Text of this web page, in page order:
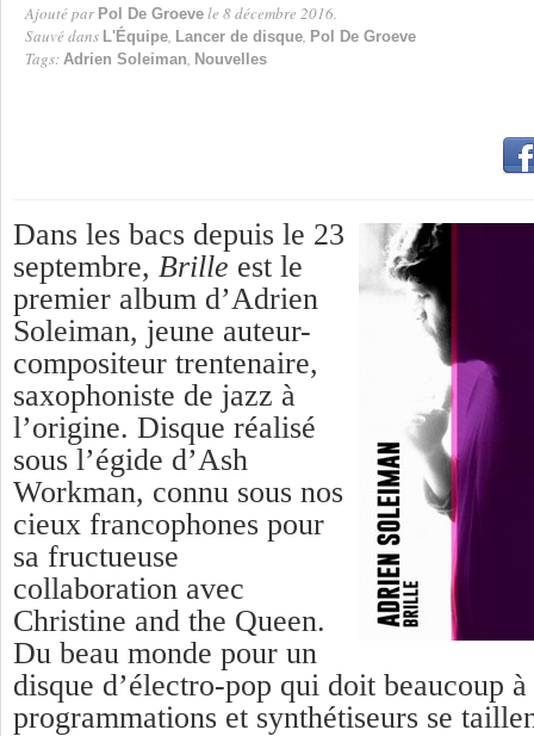
Ajouté par Pol De Groeve le 8 décembre 2016.
Sauvé dans L'Équipe, Lancer de disque, Pol De Groeve
Tags: Adrien Soleiman, Nouvelles
Dans les bacs depuis le 23
septembre, Brille est le
premier album d’Adrien
Soleiman, jeune auteur-
compositeur trentenaire,
saxophoniste de jazz à
l’origine. Disque réalisé
sous l’égide d’Ash
Workman, connu sous nos
cieux francophones pour
sa fructueuse
collaboration avec
Christine and the Queen.
Du beau monde pour un
disque d’électro-pop qui doit beaucoup
programmations et synthétiseurs se